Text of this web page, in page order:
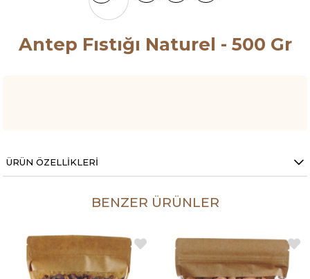
Antep Fıstığı Naturel - 500 Gr
ÜRÜN ÖZELLIKLERI
BENZER ÜRÜNLER